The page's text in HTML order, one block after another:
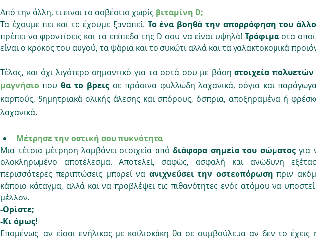
Από την άλλη, τι είναι το ασβέστιο χωρίς βιταμίνη D;
Τα έχουμε πει και τα έχουμε ξαναπεί. Το ένα βοηθά την απορρόφηση του
πρέπει να φροντίσεις και τα επίπεδα της D σου να είναι υψηλά! Τρόφιμα στα
είναι ο κρόκος του αυγού, τα ψάρια και το συκώτι αλλά και τα γαλακτοκομικά
Τέλος, και όχι λιγότερο σημαντικό για τα οστά σου με βάση στοιχεία
μαγνήσιο που θα το βρεις σε πράσινα φυλλώδη λαχανικά, σόγια και
καρπούς, δημητριακά ολικής άλεσης και σπόρους, όσπρια, αποξηραμένα ή
λαχανικά.
Μέτρησε την οστική σου πυκνότητα
Μια τέτοια μέτρηση λαμβάνει στοιχεία από διάφορα σημεία του σώματος για
ολοκληρωμένο αποτέλεσμα. Αποτελεί, σαφώς, ασφαλή και ανώδυνη
περισσότερες περιπτώσεις μπορεί να ανιχνεύσει την οστεοπόρωση πριν
κάποιο κάταγμα, αλλά και να προβλέψει τις πιθανότητες ενός ατόμου να
μέλλον.
-Ορίστε;
-Κι όμως!
Επομένως, αν είσαι ενήλικας με κοιλιοκάκη θα σε συμβούλευα αν δεν το έχεις